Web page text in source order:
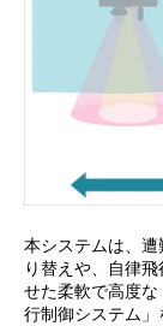
本システムは、
り替えや、自律
せた柔軟で高度
行制御システム